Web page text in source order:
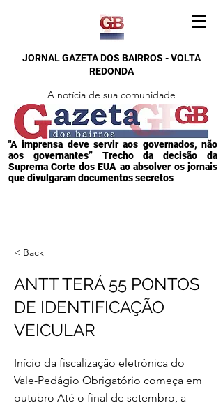
JORNAL GAZETA DOS BAIRROS - VOLTA
REDONDA
A notícia de sua comunidade
"A imprensa deve servir aos governados, não
aos governantes” Trecho da decisão da
Suprema Corte dos EUA ao absolver os jornais
que divulgaram documentos secretos
< Back
ANTT TERÁ 55 PONTOS
DE IDENTIFICAÇÃO
VEICULAR
Início da fiscalização eletrônica do
Vale-Pedágio Obrigatório começa em
outubro Até o final de setembro, a